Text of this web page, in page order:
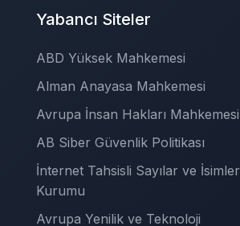
Yabancı Siteler
ABD Yüksek Mahkemesi
Alman Anayasa Mahkemesi
Avrupa İnsan Hakları Mahkemesi
AB Siber Güvenlik Politikası
İnternet Tahsisli Sayılar ve İsimler
Kurumu
Avrupa Yenilik ve Teknoloji